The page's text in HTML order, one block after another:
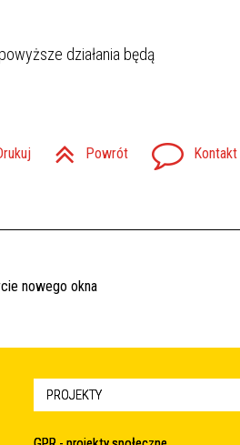
działania będą
Powrót Kontakt
PROJEKTY